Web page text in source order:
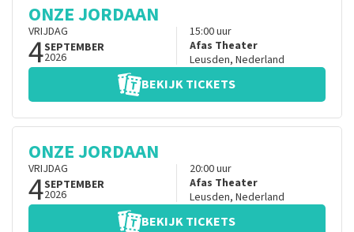
ONZE JORDAAN
VRIJDAG
4SEPTEMBER
2026
15:00uur
Afas Theater
Leusden, Nederland
BEKIJK TICKETS
ONZE JORDAAN
VRIJDAG
4SEPTEMBER
2026
20:00uur
Afas Theater
Leusden, Nederland
BEKIJK TICKETS